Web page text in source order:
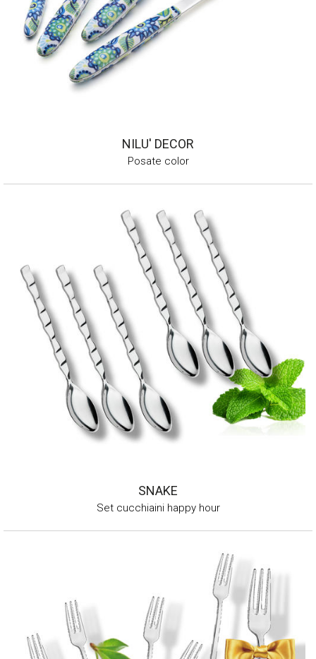
NILU' DECOR
Posate color
SNAKE
Set cucchiaini happy hour